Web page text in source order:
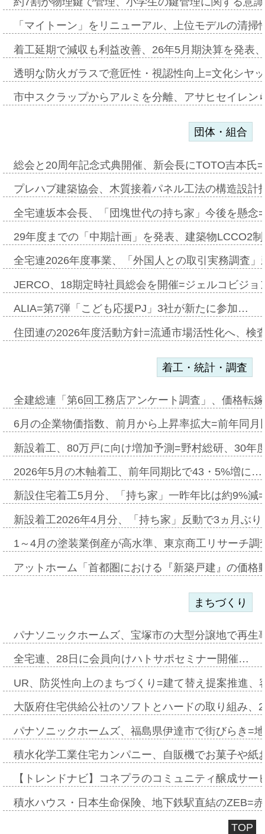
「マイトーン」をリニューアル、上位モデルの清
着工延期で減収も利益改善、26年5月期決算を発表
透明な防火ガラスで意匠性・視認性向上=文化シヤ
市中スクラップからアルミを分離、アサヒセイレ
団体・組合
総会と20周年記念式典開催、新会長にTOTO吉本氏
プレハブ建築協会、木質接着パネル工法の構造設
全宅連坂本会長、「団塊世代の持ち家」今後を懸
29年度までの「中期計画」を発表、建築物LCCO2
全宅連2026年度事業、「外国人との取引実務調査
JERCO、18期定時社員総会を開催=ジェルコビジ
ALIA=第7弾「こども応援PJ」3社が新たに参加…
住団連の2026年度活動方針=流通市場活性化へ、検
着工・統計・調査
全建総連「第6回工務店アンケート調査」、価格転
6月の企業物価指数、前月から上昇率拡大=前年同
新設着工、80万戸に向け増加予測=野村総研、30年
2026年5月の木軸着工、前年同期比で43・5%増に…
新設住宅着工5月分、「持ち家」一昨年比は約9%
新設着工2026年4月分、「持ち家」反動で3ヵ月ぶ
1～4月の塗装業倒産が高水準、東京商工リサーチ
アットホーム「首都圏における『新築戸建』の価
まちづくり
パナソニックホームズ、宝塚市の大型分譲地で再
全宅連、28日に会員向けハトサポセミナー開催…
UR、防災性向上のまちづくり=建て替え提案推進
大阪府住宅供給公社のソフトとハードの取り組み
パナソニックホームズ、福島県伊達市で街びらき=
積水化学工業住宅カンパニー、自販機でお菓子や
【トレンドナビ】コネプラのコミュニティ醸成サ
積水ハウス・日本生命保険、地下鉄駅直結のZEB=
TOP